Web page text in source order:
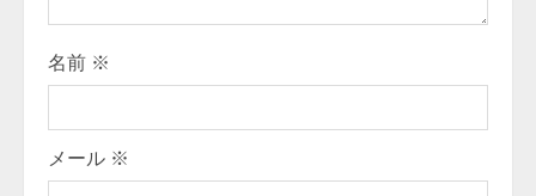
i
n
g
名前 ※
メール ※